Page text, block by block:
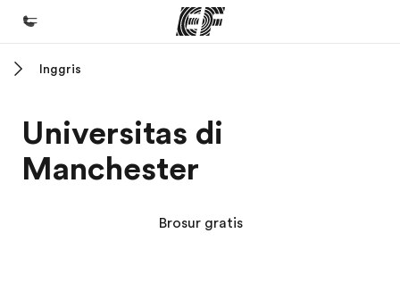
Daftar program
Lihat semua program
Inggris
Universitas di
Manchester
Brosur gratis